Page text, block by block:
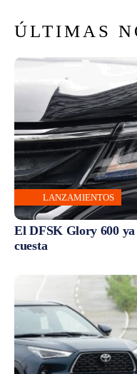
ÚLTIMAS
LANZAMIENTOS
El DFSK Glory 600 ya
cuesta